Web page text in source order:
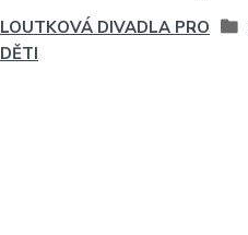
LOUTKOVÁ DIVADLA PRO
DĚTI